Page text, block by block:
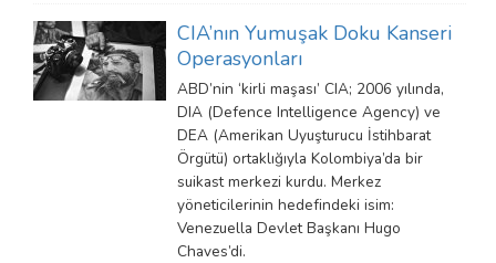
CIA’nın Yumuşak Doku Kanseri
Operasyonları
ABD’nin ‘kirli maşası’ CIA; 2006 yılında,
DIA (Defence Intelligence Agency) ve
DEA (Amerikan Uyuşturucu İstihbarat
Örgütü) ortaklığıyla Kolombiya’da bir
suikast merkezi kurdu. Merkez
yöneticilerinin hedefindeki isim:
Venezuella Devlet Başkanı Hugo
Chaves’di.